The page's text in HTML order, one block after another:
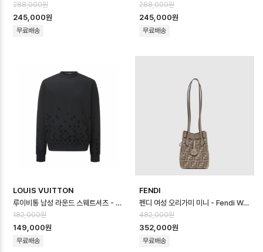
288,000원
245,000원
무료배송
288,000원
245,000원
무료배송
LOUIS VUITTON
루이비통 남성 라운드 스웨트셔츠 - Louis vuitton Mens Round Sweat…
182,000원
149,000원
무료배송
FENDI
펜디 여성 오리가미 미니 - Fendi Womens Origami Mini - feb170…
482,000원
352,000원
무료배송